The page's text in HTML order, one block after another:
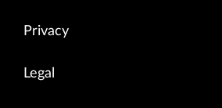
Privacy
Legal